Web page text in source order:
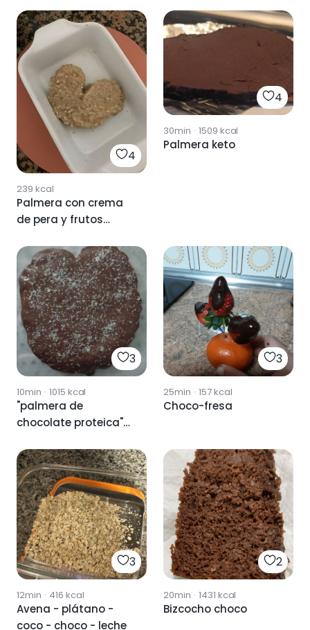
4
239 kcal
Palmera con crema
de pera y frutos
4
30min · 1509 kcal
Palmera keto
3
10min · 1015 kcal
"palmera de
chocolate proteica"
cacahuete y coco, en
freidora de aire
3
25min · 157kcal
Choco-fresa
3
12min · 416 kcal
Avena - plátano -
coco - choco - leche
2
20min · 1431 kcal
Bizcocho choco